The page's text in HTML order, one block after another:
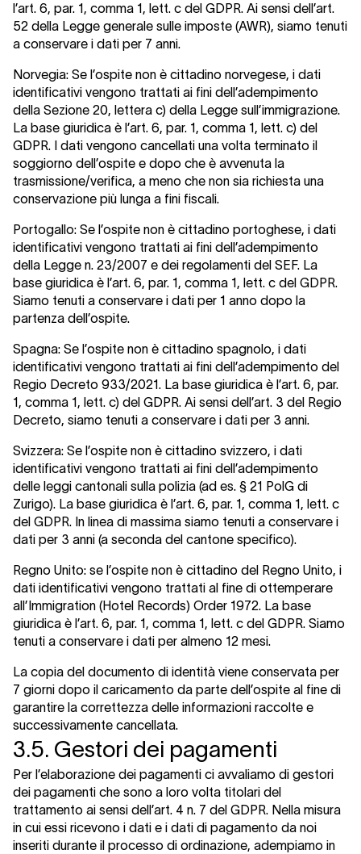
l’art. 6, par. 1, comma 1, lett. c del GDPR. Ai sensi dell’art.
52 della Legge generale sulle imposte (AWR), siamo tenuti
a conservare i dati per 7 anni.
Norvegia: Se l’ospite non è cittadino norvegese, i dati
identificativi vengono trattati ai fini dell’adempimento
della Sezione 20, lettera c) della Legge sull’immigrazione.
La base giuridica è l’art. 6, par. 1, comma 1, lett. c) del
GDPR. I dati vengono cancellati una volta terminato il
soggiorno dell’ospite e dopo che è avvenuta la
trasmissione/verifica, a meno che non sia richiesta una
conservazione più lunga a fini fiscali.
Portogallo: Se l’ospite non è cittadino portoghese, i dati
identificativi vengono trattati ai fini dell’adempimento
della Legge n. 23/2007 e dei regolamenti del SEF. La
base giuridica è l’art. 6, par. 1, comma 1, lett. c del GDPR.
Siamo tenuti a conservare i dati per 1 anno dopo la
partenza dell’ospite.
Spagna: Se l’ospite non è cittadino spagnolo, i dati
identificativi vengono trattati ai fini dell’adempimento del
Regio Decreto 933/2021. La base giuridica è l’art. 6, par.
1, comma 1, lett. c) del GDPR. Ai sensi dell’art. 3 del Regio
Decreto, siamo tenuti a conservare i dati per 3 anni.
Svizzera: Se l’ospite non è cittadino svizzero, i dati
identificativi vengono trattati ai fini dell’adempimento
delle leggi cantonali sulla polizia (ad es. § 21 PolG di
Zurigo). La base giuridica è l’art. 6, par. 1, comma 1, lett. c
del GDPR. In linea di massima siamo tenuti a conservare i
dati per 3 anni (a seconda del cantone specifico).
Regno Unito: se l’ospite non è cittadino del Regno Unito, i
dati identificativi vengono trattati al fine di ottemperare
all’Immigration (Hotel Records) Order 1972. La base
giuridica è l’art. 6, par. 1, comma 1, lett. c del GDPR. Siamo
tenuti a conservare i dati per almeno 12 mesi.
La copia del documento di identità viene conservata per
7 giorni dopo il caricamento da parte dell’ospite al fine di
garantire la correttezza delle informazioni raccolte e
successivamente cancellata.
3.5. Gestori dei pagamenti
Per l’elaborazione dei pagamenti ci avvaliamo di gestori
dei pagamenti che sono a loro volta titolari del
trattamento ai sensi dell’art. 4 n. 7 del GDPR. Nella misura
in cui essi ricevono i dati e i dati di pagamento da noi
inseriti durante il processo di ordinazione, adempiamo in